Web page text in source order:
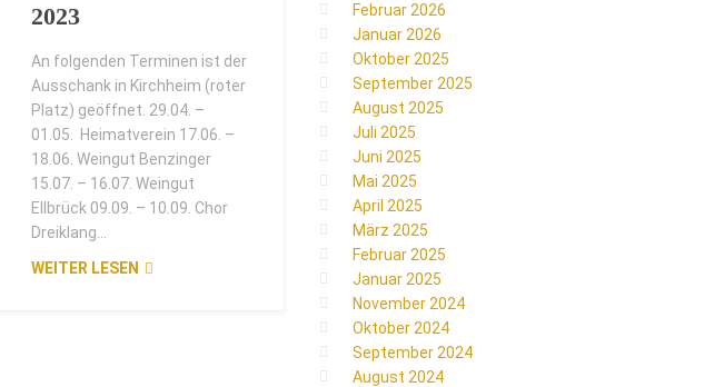
2023
An folgenden Terminen ist der
Ausschank in Kirchheim (roter
Platz) geöffnet. 29.04. –
01.05. Heimatverein 17.06. –
18.06. Weingut Benzinger
15.07. – 16.07. Weingut
Ellbrück 09.09. – 10.09. Chor
Dreiklang...
WEITER LESEN
Februar 2026
Januar 2026
Oktober 2025
September 2025
August 2025
Juli 2025
Juni 2025
Mai 2025
April 2025
März 2025
Februar 2025
Januar 2025
November 2024
Oktober 2024
September 2024
August 2024